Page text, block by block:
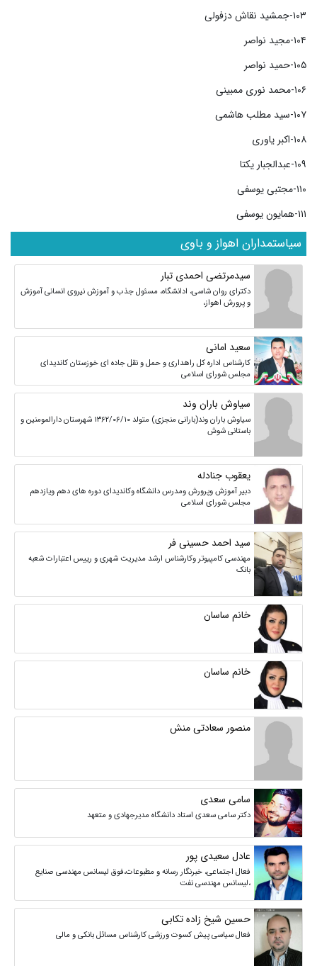
۱۰۳-جمشید نقاش دزفولی
۱۰۴-مجید نواصر
۱۰۵-حمید نواصر
۱۰۶-محمد نوری ممبینی
۱۰۷-سید مطلب هاشمی
۱۰۸-اکبر یاوری
۱۰۹-عبدالجبار یکتا
۱۱۰-مجتبی یوسفی
۱۱۱-همایون یوسفی
سیاستمداران اهواز و باوی
سیدمرتضی احمدی تبار
دکترای روان شاسی، ادانشگاه، مسئول جذب و آموزش نیروی انسانی آموزش
و پرورش اهواز،
سعید امانی
کارشناس اداره کل راهداری و حمل و نقل جاده ای خوزستان کاندیدای
مجلس شورای اسلامی
سیاوش باران وند
سیاوش باران وند(بارانی منجزی) متولد ۱۳۶۲/۰۶/۱۰ شهرستان دارالمومنین و
باستانی شوش
یعقوب جنادله
دبیر آموزش وپرورش ومدرس دانشگاه وکاندیدای دوره های دهم ویازدهم
مجلس شورای اسلامی
سید احمد حسینی فر
مهندسی کامپیوتر وکارشناس ارشد مدیریت شهری و رییس اعتبارات شعبه
بانک
خانم ساسان
خانم ساسان
منصور سعادتی منش
سامی سعدی
دکتر سامی سعدی استاد دانشگاه مدیرجهادی و متعهد
عادل سعیدی پور
فعال اجتماعی، خبرنگار رسانه و مطبوعات،فوق لیسانس مهندسی صنایع
،لیسانس مهندسی نفت
حسین شیخ زاده تکابی
فعال سیاسی پیش کسوت ورزشی کارشناس مسائل بانکی و مالی